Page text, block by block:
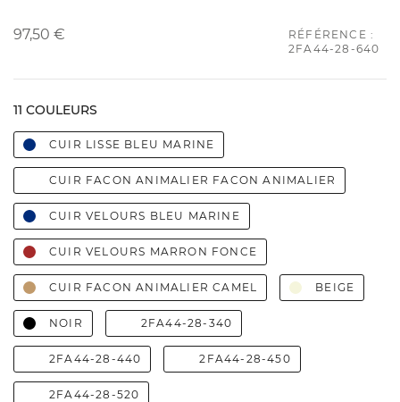
97,50 €
RÉFÉRENCE :
2FA44-28-640
11 COULEURS
CUIR LISSE BLEU MARINE
CUIR FACON ANIMALIER FACON ANIMALIER
CUIR VELOURS BLEU MARINE
CUIR VELOURS MARRON FONCE
CUIR FACON ANIMALIER CAMEL BEIGE
NOIR 2FA44-28-340
2FA44-28-440 2FA44-28-450
2FA44-28-520